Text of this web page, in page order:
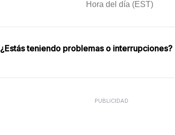
¿Estás teniendo problemas o interrupciones?
PUBLICIDAD